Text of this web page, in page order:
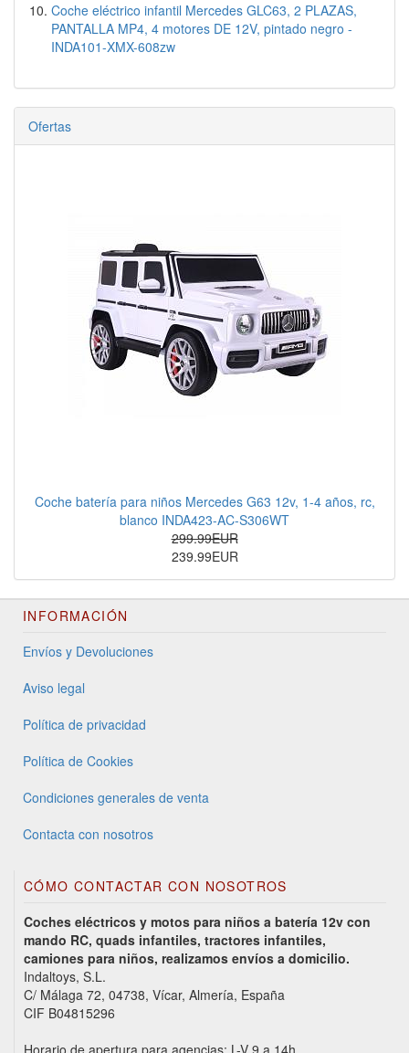
Coche eléctrico infantil Mercedes GLC63, 2 PLAZAS,
PANTALLA MP4, 4 motores DE 12V, pintado negro -
INDA101-XMX-608zw
Ofertas
Coche batería para niños Mercedes G63 12v, 1-4 años, rc,
blanco INDA423-AC-S306WT
299.99EUR
239.99EUR
INFORMACIÓN
Envíos y Devoluciones
Aviso legal
Política de privacidad
Política de Cookies
Condiciones generales de venta
Contacta con nosotros
CÓMO CONTACTAR CON NOSOTROS
Coches eléctricos y motos para niños a batería 12v con
mando RC, quads infantiles, tractores infantiles,
camiones para niños, realizamos envíos a domicilio.
Indaltoys, S.L.
C/ Málaga 72, 04738, Vícar, Almería, España
CIF B04815296